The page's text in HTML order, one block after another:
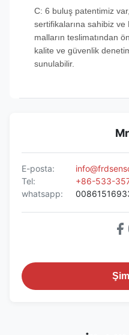
C: 6 buluş patentimiz
sertifikalarına sahibiz
malların teslimatından
kalite ve güvenlik
sunulabilir.
E-posta:
Tel:
+86-533-
whatsapp: